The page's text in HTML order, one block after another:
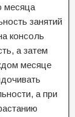
месяца
занятий
консоль
а затем
месяце
а при